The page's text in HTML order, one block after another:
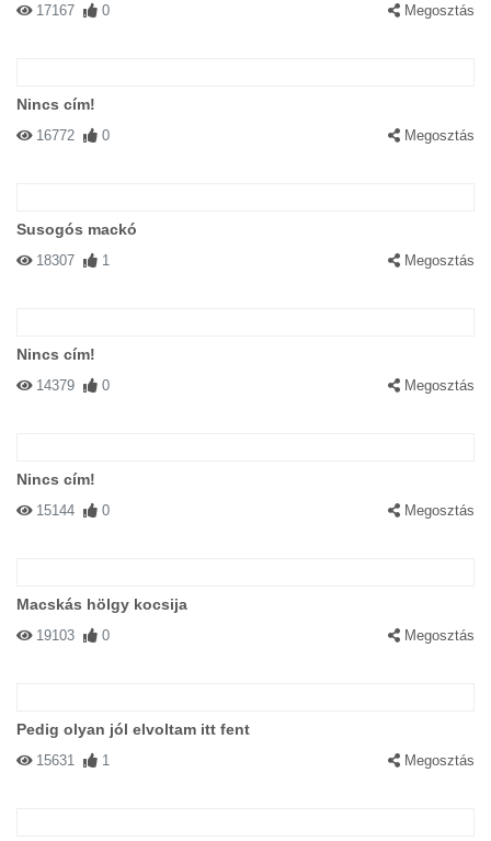
17167 0 Megosztás
Nincs cím!
16772 0 Megosztás
Susogós mackó
18307 1 Megosztás
Nincs cím!
14379 0 Megosztás
Nincs cím!
15144 0 Megosztás
Macskás hölgy kocsija
19103 0 Megosztás
Pedig olyan jól elvoltam itt fent
15631 1 Megosztás